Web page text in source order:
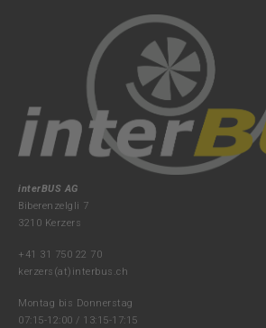
interBUS AG
Biberenzelgli 7
3210 Kerzers
+41 31 750 22 70
kerzers(at)interbus.ch
Montag bis Donnerstag
07:15-12:00 / 13:15-17:15